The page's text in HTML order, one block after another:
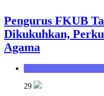
Pengurus FKUB
Dikukuhkan,
Agama
29